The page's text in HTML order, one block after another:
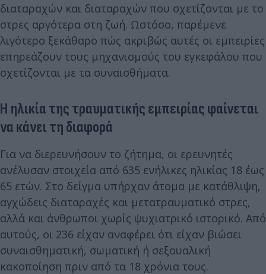
διαταραχών και διαταραχών που σχετίζονται με το
στρες αργότερα στη ζωή. Ωστόσο, παρέμενε
λιγότερο ξεκάθαρο πώς ακριβώς αυτές οι εμπειρίες
επηρεάζουν τους μηχανισμούς του εγκεφάλου που
σχετίζονται με τα συναισθήματα.
Η ηλικία της τραυματικής εμπειρίας φαίνεται
να κάνει τη διαφορά
Για να διερευνήσουν το ζήτημα, οι ερευνητές
ανέλυσαν στοιχεία από 635 ενήλικες ηλικίας 18 έως
65 ετών. Στο δείγμα υπήρχαν άτομα με κατάθλιψη,
αγχώδεις διαταραχές και μετατραυματικό στρες,
αλλά και άνθρωποι χωρίς ψυχιατρικό ιστορικό. Από
αυτούς, οι 236 είχαν αναφέρει ότι είχαν βιώσει
συναισθηματική, σωματική ή σεξουαλική
κακοποίηση πριν από τα 18 χρόνια τους.